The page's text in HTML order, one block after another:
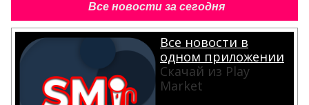
Все новости за сегодня
Все новости в
одном приложении
Скачай из Play
Market